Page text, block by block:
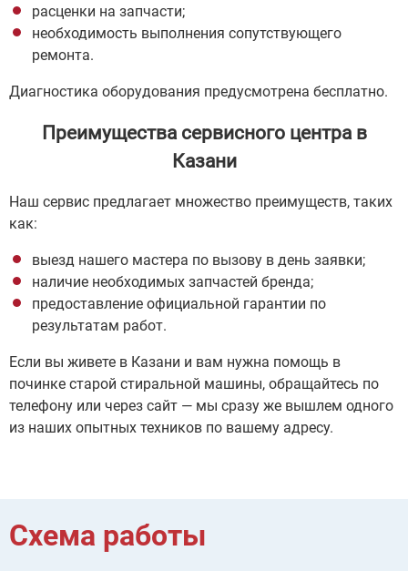
расценки на запчасти;
необходимость выполнения сопутствующего
ремонта.
Диагностика оборудования предусмотрена бесплатно.
Преимущества сервисного центра в
Казани
Наш сервис предлагает множество преимуществ, таких
как:
выезд нашего мастера по вызову в день заявки;
наличие необходимых запчастей бренда;
предоставление официальной гарантии по
результатам работ.
Если вы живете в Казани и вам нужна помощь в
починке старой стиральной машины, обращайтесь по
телефону или через сайт — мы сразу же вышлем одного
из наших опытных техников по вашему адресу.
Схема работы